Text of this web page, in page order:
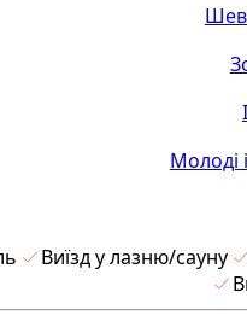
Молоді
Виїзд у лазню/сауну